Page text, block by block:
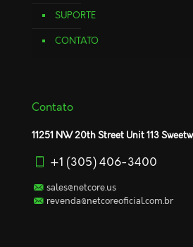
SUPORTE
CONTATO
Contato
11251 NW 20th Street Unit 113
+1 (305) 406-3400
sales@netcore.us
revenda@netcoreoficial.com.br